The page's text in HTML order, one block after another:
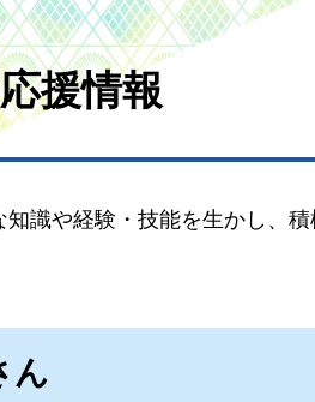
援情報
識や経験・技能を生かし、
ん